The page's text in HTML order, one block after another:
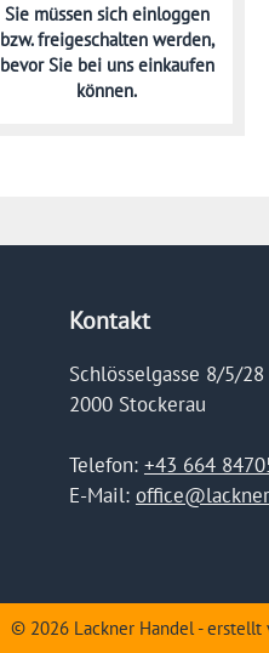
Sie müssen sich einloggen
bzw. freigeschalten werden,
bevor Sie bei uns einkaufen
können.
Kontakt
Schlösselgasse 8/5/28
2000 Stockerau
Telefon: +43 664
E-Mail:
© 2026 Lackner Handel - erstellt